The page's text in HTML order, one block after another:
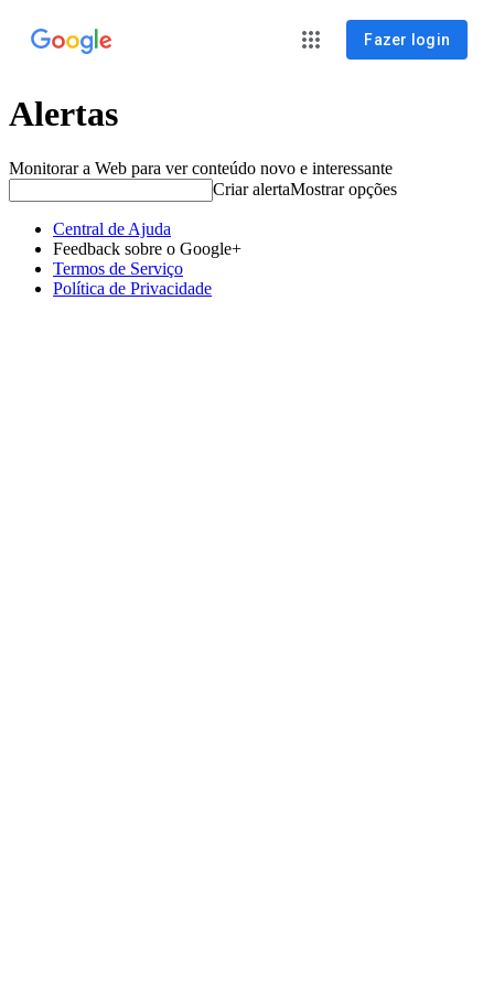
Fazer login
Alertas
Monitorar a Web para ver conteúdo novo e interessante
Criar alertaMostrar opções
Central de Ajuda
Feedback sobre o Google+
Termos de Serviço
Política de Privacidade